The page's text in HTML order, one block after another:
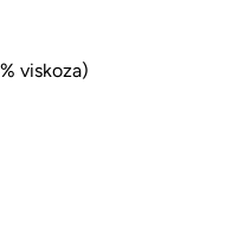
viskoza)